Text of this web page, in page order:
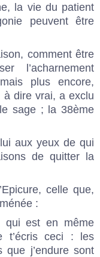
la vie du patient
peuvent être
comment être
l’acharnement
plus encore,
à dire vrai, a exclu
sage ; la 38ème
aux yeux de qui
de quitter la
celle que,
:
qui est en même
t’écris ceci : les
que j’endure sont